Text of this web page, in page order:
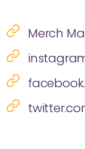
Merch